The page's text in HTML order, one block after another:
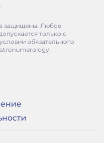
защищены. Любое
только с
обязательного